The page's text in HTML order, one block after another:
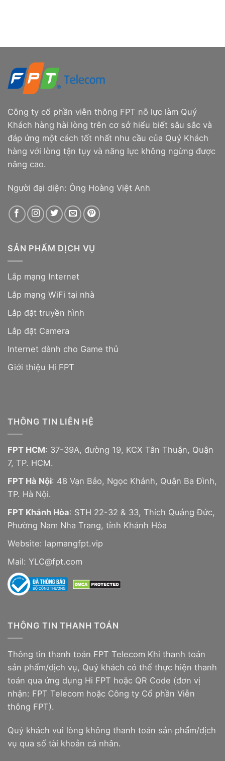
Công ty cổ phần viễn thông FPT nỗ lực làm Quý
Khách hàng hài lòng trên cơ sở hiểu biết sâu sắc và
đáp ứng một cách tốt nhất nhu cầu của Quý Khách
hàng với lòng tận tụy và năng lực không ngừng được
nâng cao.
Người đại diện: Ông Hoàng Việt Anh
SẢN PHẨM DỊCH VỤ
Lắp mạng Internet
Lắp mạng WiFi tại nhà
Lắp đặt truyền hình
Lắp đặt Camera
Internet dành cho Game thủ
Giới thiệu Hi FPT
THÔNG TIN LIÊN HỆ
FPT HCM: 37-39A, đường 19, KCX Tân Thuận, Quận
7, TP. HCM.
FPT Hà Nội: 48 Vạn Bảo, Ngọc Khánh, Quận Ba Đình,
TP. Hà Nội.
FPT Khánh Hòa: STH 22-32 & 33, Thích Quảng Đức,
Phường Nam Nha Trang, tỉnh Khánh Hòa
Website: lapmangfpt.vip
Mail: YLC@fpt.com
THÔNG TIN THANH TOÁN
Thông tin thanh toán FPT Telecom Khi thanh toán
sản phẩm/dịch vụ, Quý khách có thể thực hiện thanh
toán qua ứng dụng Hi FPT hoặc QR Code (đơn vị
nhận: FPT Telecom hoặc Công ty Cổ phần Viễn
thông FPT).
Quý khách vui lòng không thanh toán sản phẩm/dịch
vụ qua số tài khoản cá nhân.